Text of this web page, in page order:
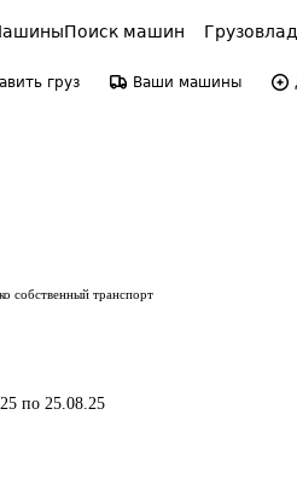
Поиск машин
груз Ваши машины
собственный транспорт
по 25.08.25